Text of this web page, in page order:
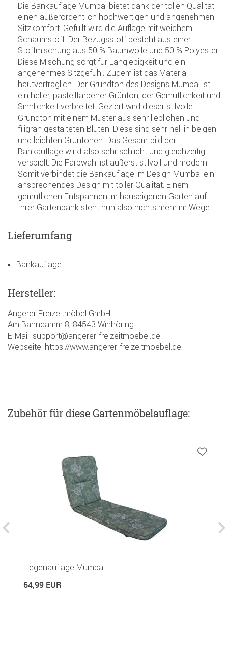
Die Bankauflage Mumbai bietet dank der tollen Qualität
einen außerordentlich hochwertigen und angenehmen
Sitzkomfort. Gefüllt wird die Auflage mit weichem
Schaumstoff. Der Bezugsstoff besteht aus einer
Stoffmischung aus 50 % Baumwolle und 50 % Polyester.
Diese Mischung sorgt für Langlebigkeit und ein
angenehmes Sitzgefühl. Zudem ist das Material
hautverträglich. Der Grundton des Designs Mumbai ist
ein heller, pastellfarbener Grünton, der Gemütlichkeit und
Sinnlichkeit verbreitet. Geziert wird dieser stilvolle
Grundton mit einem Muster aus sehr lieblichen und
filigran gestalteten Blüten. Diese sind sehr hell in beigen
und leichten Grüntönen. Das Gesamtbild der
Bankauflage wirkt also sehr schlicht und gleichzeitig
verspielt. Die Farbwahl ist äußerst stilvoll und modern.
Somit verbindet die Bankauflage im Design Mumbai ein
ansprechendes Design mit toller Qualität. Einem
gemütlichen Entspannen im hauseigenen Garten auf
Ihrer Gartenbank steht nun also nichts mehr im Wege.
Lieferumfang
Bankauflage
Hersteller:
Angerer Freizeitmöbel GmbH
Am Bahndamm 8, 84543 Winhöring
E-Mail: support@angerer-freizeitmoebel.de
Webseite: https://www.angerer-freizeitmoebel.de
Zubehörfür diese Gartenmöbelauflage:
Liegenauflage Mumbai
64,99 EUR